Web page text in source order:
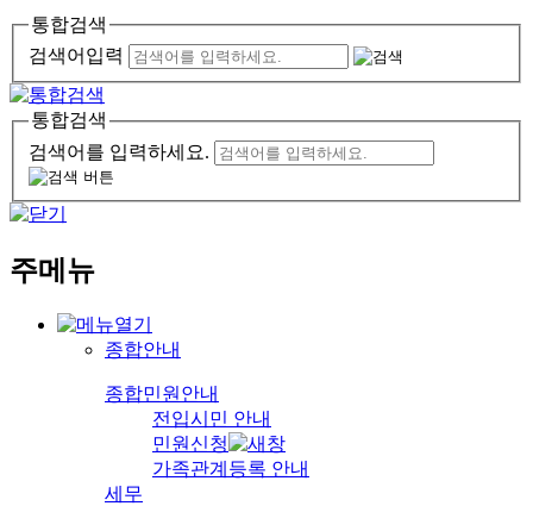
통합검색
검색어입력
통합검색
검색어를 입력하세요.
주메뉴
종합안내
종합민원안내
전입시민 안내
민원신청
가족관계등록 안내
세무